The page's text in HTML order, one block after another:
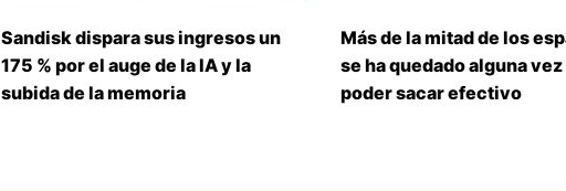
Sandisk dispara sus ingresos un
175 % por el auge de la IA y la
subida de la memoria
Más de la mitad de los
se ha quedado alguna
poder sacar efectivo